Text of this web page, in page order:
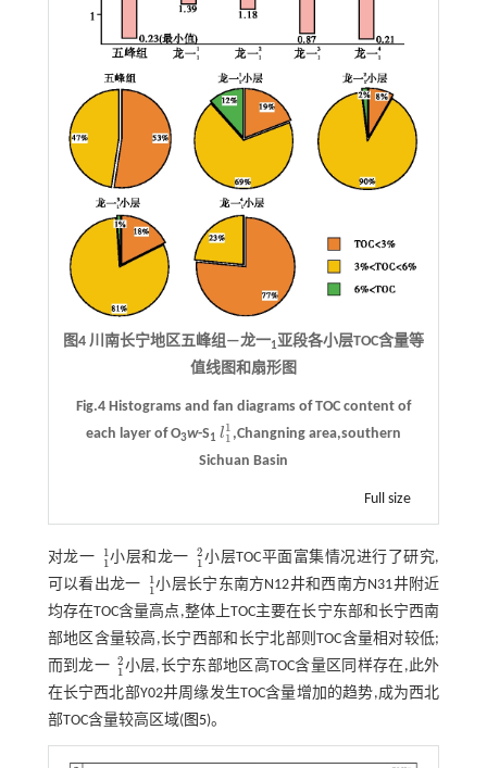
图4 川南长宁地区五峰组—龙一1亚段各小层TOC含量等
值线图和扇形图
Fig.4 Histograms and fan diagrams of TOC content of
each layer of O3w-S1 l1
1
l1 1
,Changning area,southern
Sichuan Basin
Full size
对龙一 1
111
小层和龙一 2
1
12
小层TOC平面富集情况进行了研究,
可以看出龙一
1
111
小层长宁东南方N12井和西南方N31井附近
均存在TOC含量高点,整体上TOC主要在长宁东部和长宁西南
部地区含量较高,长宁西部和长宁北部则TOC含量相对较低;
而到龙一 2
1
12
小层,长宁东部地区高TOC含量区同样存在,此外
在长宁西北部Y02井周缘发生TOC含量增加的趋势,成为西北
部TOC含量较高区域(图5)。